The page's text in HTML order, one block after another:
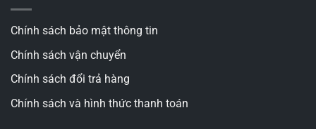
Chính sách bảo mật thông tin
Chính sách vận chuyển
Chính sách đổi trả hàng
Chính sách và hình thức thanh toán